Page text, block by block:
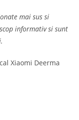
mai sus si
informativ si sunt
Xiaomi Deerma